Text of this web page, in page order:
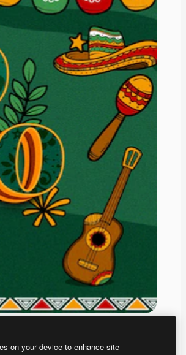
on your device to enhance site